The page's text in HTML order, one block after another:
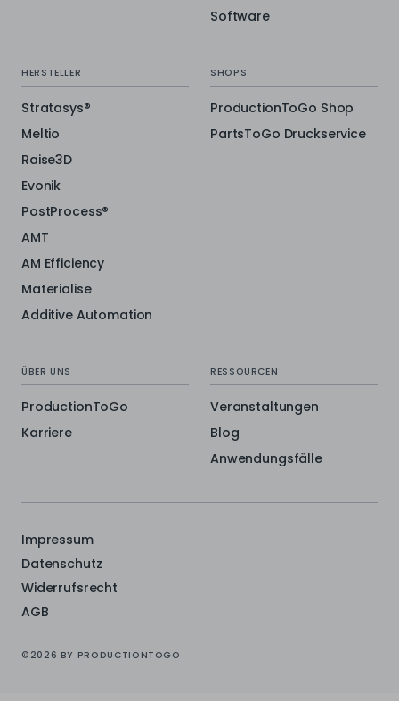
Software
HERSTELLER
Stratasys®
Meltio
Raise3D
Evonik
PostProcess®
AMT
AM Efficiency
Materialise
Additive Automation
SHOPS
ProductionToGo Shop
PartsToGo Druckservice
ÜBER UNS
ProductionToGo
Karriere
RESSOURCEN
Veranstaltungen
Blog
Anwendungsfälle
©2026 BY PRODUCTIONTOGO
Impressum
Datenschutz
Widerrufsrecht
AGB